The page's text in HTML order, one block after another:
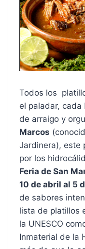
Todos los
el paladar,
de arraigo y
Marcos
Jardinera), este
por los
Feria de San
10 de abril al 5
de sabores
lista de platillos
la UNESCO
Inmaterial de la